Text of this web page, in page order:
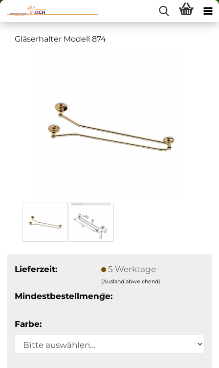
Gläserhalter Modell 874
Lieferzeit: 5 Werktage
(Ausland abweichend)
Mindestbestellmenge:
2
Farbe: